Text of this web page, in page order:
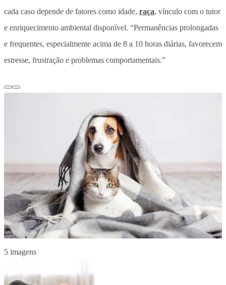
cada caso depende de fatores como idade, raça, vínculo com o tutor
e enriquecimento ambiental disponível. “Permanências prolongadas
e frequentes, especialmente acima de 8 a 10 horas diárias, favorecem
estresse, frustração e problemas comportamentais.”
5 imagens